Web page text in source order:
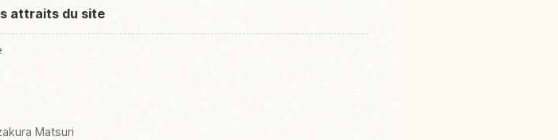
attraits du site
Matsuri